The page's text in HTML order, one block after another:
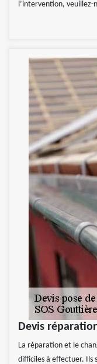
l’intervention, veuillez-
Devis
La réparation et le
difficiles à effectuer. Ils